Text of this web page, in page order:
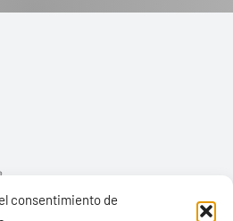
consentimiento de